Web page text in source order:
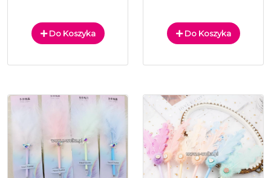
Do Koszyka Do Koszyka